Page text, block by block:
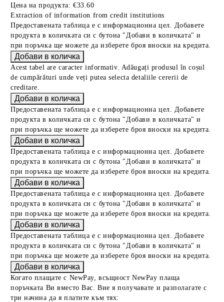
Цена на продукта: €33.60
Extraction of information from credit institutions
Предоставената таблица е с информационна цел. Добавете
продукта в количката си с бутона "Добави в количката" и
при поръчка ще можете да изберете броя вноски на кредита.
Acest tabel are caracter informativ. Adăugați produsul în coșul
de cumpărături unde veți putea selecta detaliile cererii de
creditare.
Предоставената таблица е с информационна цел. Добавете
продукта в количката си с бутона "Добави в количката" и
при поръчка ще можете да изберете броя вноски на кредита.
Предоставената таблица е с информационна цел. Добавете
продукта в количката си с бутона "Добави в количката" и
при поръчка ще можете да изберете броя вноски на кредита.
Предоставената таблица е с информационна цел. Добавете
продукта в количката си с бутона "Добави в количката" и
при поръчка ще можете да изберете броя вноски на кредита.
Предоставената таблица е с информационна цел. Добавете
продукта в количката си с бутона "Добави в количката" и
при поръчка ще можете да изберете броя вноски на кредита.
Когато плащате с NewPay, всъщност NewPay плаща
поръчката Ви вместо Вас. Вие я получавате и разполагате с
три начина да я платите към тях: